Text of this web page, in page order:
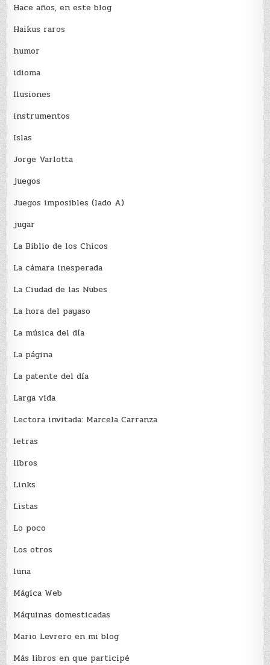
Hace años, en este blog
Haikus raros
humor
idioma
Ilusiones
instrumentos
Islas
Jorge Varlotta
juegos
Juegos imposibles (lado A)
jugar
La Biblio de los Chicos
La cámara inesperada
La Ciudad de las Nubes
La hora del payaso
La música del día
La página
La patente del día
Larga vida
Lectora invitada: Marcela Carranza
letras
libros
Links
Listas
Lo poco
Los otros
luna
Mágica Web
Máquinas domesticadas
Mario Levrero en mi blog
Más libros en que participé